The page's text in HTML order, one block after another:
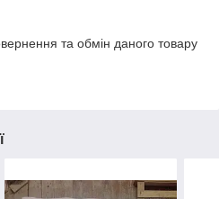
та обмін даного товару